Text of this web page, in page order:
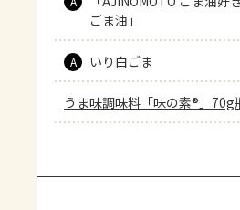
ごま油」
A いり白ごま
うま味調味料「味の素®」70g